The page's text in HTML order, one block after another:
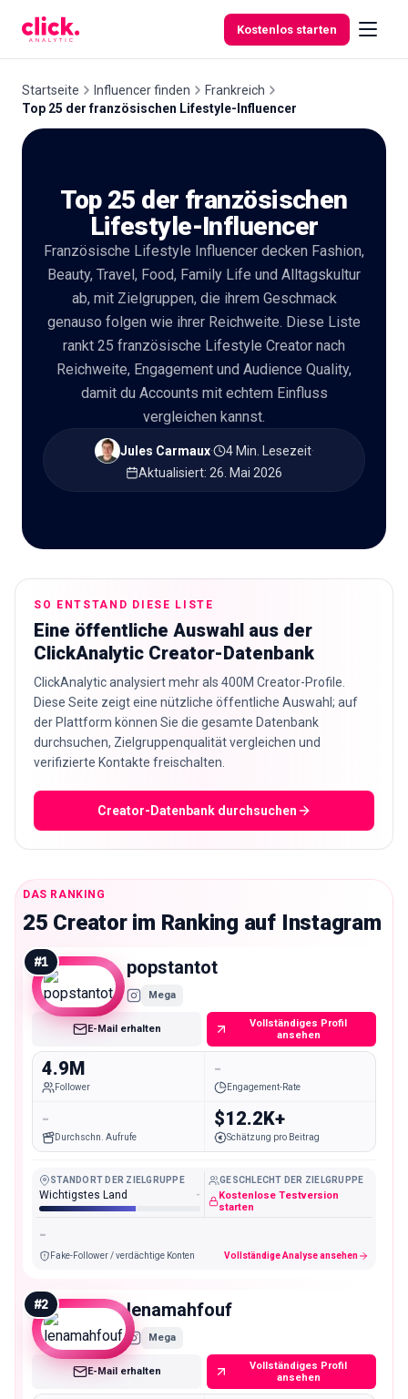
Kostenlos starten
Kostenlose
🇩🇪DE
Startseite Influencer finden
Frankreich
Top 25 der französischen Lifestyle-Influencer
Top 25 der französischen
Lifestyle-Influencer
Französische Lifestyle Influencer decken Fashion,
Beauty, Travel, Food, Family Life und Alltagskultur
ab, mit Zielgruppen, die ihrem Geschmack
genauso folgen wie ihrer Reichweite. Diese Liste
rankt 25 französische Lifestyle Creator nach
Reichweite, Engagement und Audience Quality,
damit du Accounts mit echtem Einfluss
vergleichen kannst.
Jules Carmaux· 4 Min. Lesezeit·
Aktualisiert: 26. Mai 2026
SO ENTSTAND DIESE LISTE
Eine öffentliche Auswahl aus der
ClickAnalytic Creator-Datenbank
ClickAnalytic analysiert mehr als 400M Creator-Profile.
Diese Seite zeigt eine nützliche öffentliche Auswahl; auf
der Plattform können Sie die gesamte Datenbank
durchsuchen, Zielgruppenqualität vergleichen und
verifizierte Kontakte freischalten.
Creator-Datenbank durchsuchen
DAS RANKING
25 Creator im Ranking auf Instagram
#1 popstantot
Mega
E-Mail erhalten
Vollständiges Profil
ansehen
4.9M
Follower
-
Engagement-Rate
-
Durchschn. Aufrufe
$12.2K+
Schätzung pro Beitrag
STANDORT DER ZIELGRUPPE
Wichtigstes Land -
GESCHLECHT DER ZIELGRUPPE
Kostenlose Testversion
starten
-
Fake-Follower / verdächtige Konten Vollständige Analyse ansehen
#2 lenamahfouf
Mega
E-Mail erhalten
Vollständiges Profil
ansehen